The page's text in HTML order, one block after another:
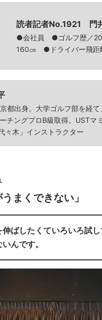
読者記者No.1921 門
●会社員 ●ゴルフ歴／
160㎝ ●ドライバー飛距
都出身。大学ゴルフ部を経て
チングプロB級取得。USTマ
々木」インストラクター
まくできない」
伸ばしたくていろいろ試
んです。